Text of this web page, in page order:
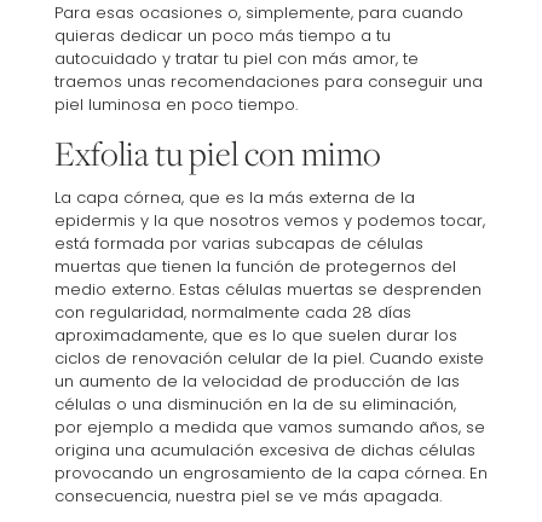
Para esas ocasiones o, simplemente, para cuando
quieras dedicar un poco más tiempo a tu
autocuidado y tratar tu piel con más amor, te
traemos unas recomendaciones para conseguir una
piel luminosa en poco tiempo.
Exfolia tu piel con mimo
La capa córnea, que es la más externa de la
epidermis y la que nosotros vemos y podemos tocar,
está formada por varias subcapas de células
muertas que tienen la función de protegernos del
medio externo. Estas células muertas se desprenden
con regularidad, normalmente cada 28 días
aproximadamente, que es lo que suelen durar los
ciclos de renovación celular de la piel. Cuando existe
un aumento de la velocidad de producción de las
células o una disminución en la de su eliminación,
por ejemplo a medida que vamos sumando años, se
origina una acumulación excesiva de dichas células
provocando un engrosamiento de la capa córnea. En
consecuencia, nuestra piel se ve más apagada.